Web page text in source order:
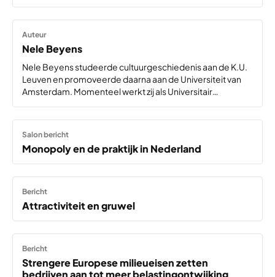
Auteur
Nele Beyens
Nele Beyens studeerde cultuurgeschiedenis aan de K.U.
Leuven en promoveerde daarna aan de Universiteit van
Amsterdam. Momenteel werkt zij als Universitair
Salon bericht
Monopoly en de praktijk in Nederland
Bericht
Attractiviteit en gruwel
Bericht
Strengere Europese milieueisen zetten
bedrijven aan tot meer belastingontwijking